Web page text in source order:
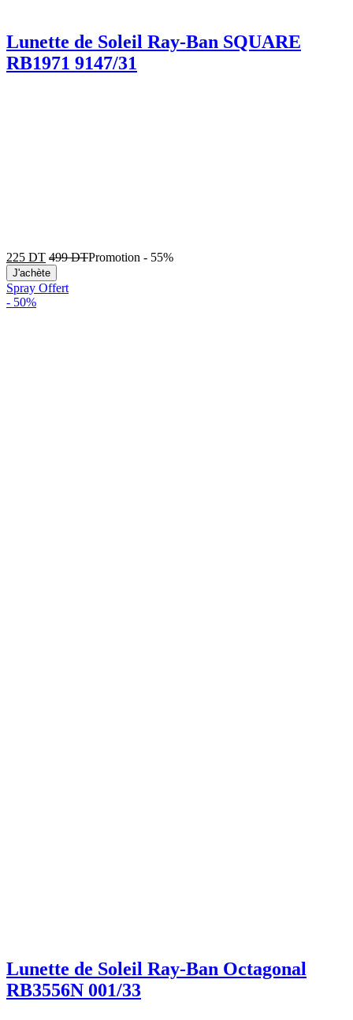
Lunette de Soleil Ray-Ban SQUARE
RB1971 9147/31
225 DT 499DTPromotion - 55%
J'achète
Spray Offert
- 50%
Lunette de Soleil Ray-Ban Octagonal
RB3556N 001/33